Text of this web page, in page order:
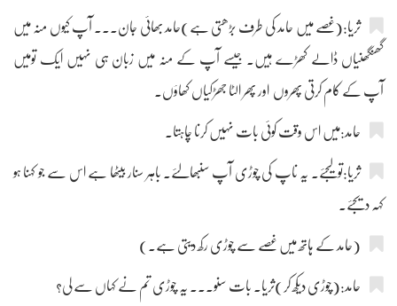
ثریا:(غصے میں حامد کی طرف بڑھتی ہے)حامد بھائی جان۔۔۔ آپ کیوں منہ میں
گھنگھنیاں ڈالے کھڑے ہیں۔ جیسے آپ کے منہ میں زبان ہی نہیں ایک تومیں
آپ کے کام کرتی پھروں اور پھر الٹا جھڑکیاں کھاؤں۔
حامد:میں اس وقت کوئی بات نہیں کرنا چاہتا۔
ثریا:تو لیجئے۔ یہ ناپ کی چوڑی آپ سنبھالئے۔ باہر سنار بیٹھا ہے اس سے جو کہنا ہو
کہہ دیجئے۔
(حامد کے ہاتھ میں غصے سے چوڑی رکھ دیتی ہے۔)
حامد:(چوڑی دیکھ کر)ثریا۔ بات سنو۔۔۔ یہ چوڑی تم نے کہاں سے لی؟